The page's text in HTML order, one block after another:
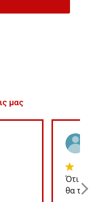
μας
για το jeep